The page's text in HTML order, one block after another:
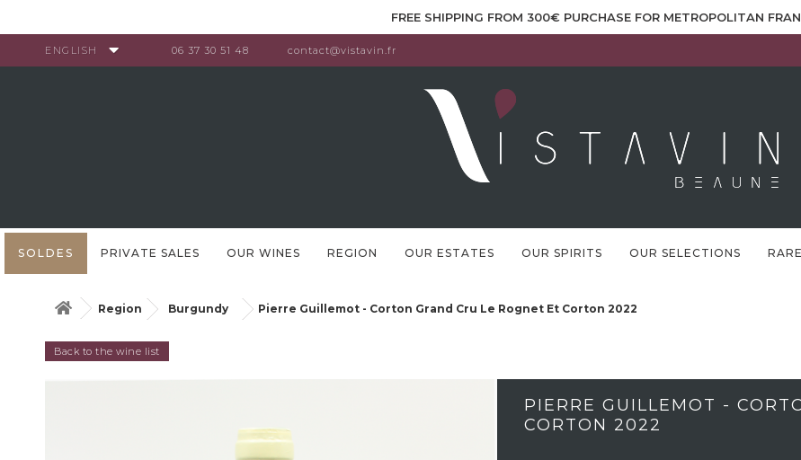
FREE SHIPPING FROM 300€ PURCHASE FOR METROPOLITAN
ENGLISH 06 37 30 51 48 contact@vistavin.fr
SOLDES PRIVATE SALES OUR WINES REGION OUR ESTATES OUR SPIRITS OUR SELECTIONS
Region Burgundy Pierre Guillemot - Corton Grand Cru Le Rognet Et Corton 2022
Back to the wine list
PIERRE GUILLEMOT -
CORTON 2022